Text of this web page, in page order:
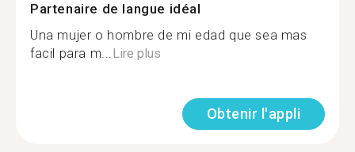
Partenaire de langue idéal
Una mujer o hombre de mi edad que sea mas
facil para m...Lire plus
Obtenir l'appli